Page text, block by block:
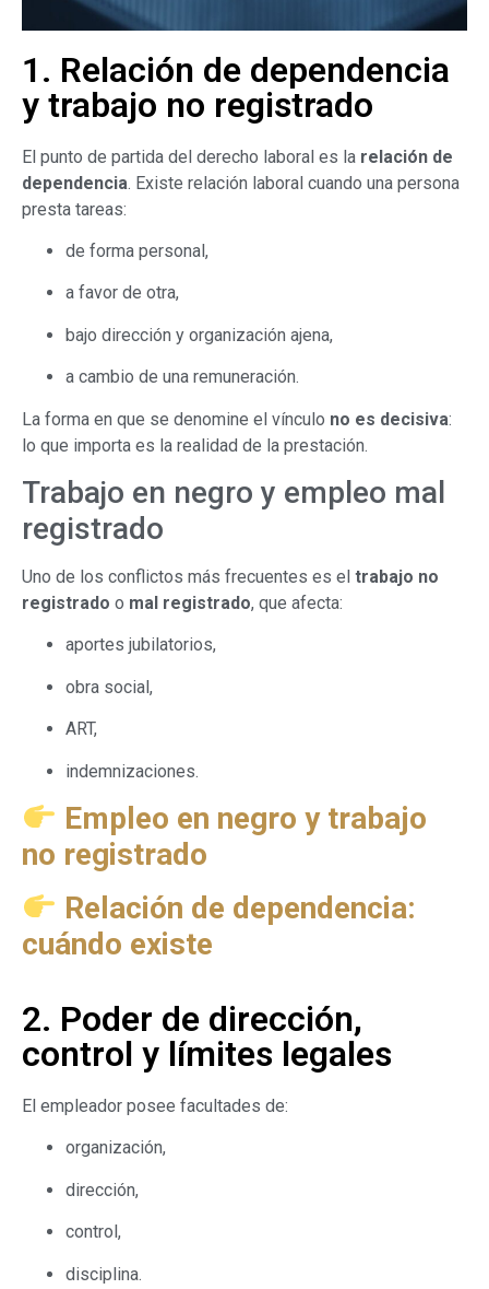
1. Relación de dependencia
y trabajo no registrado
El punto de partida del derecho laboral es la relación de
dependencia. Existe relación laboral cuando una persona
presta tareas:
de forma personal,
a favor de otra,
bajo dirección y organización ajena,
a cambio de una remuneración.
La forma en que se denomine el vínculo no es decisiva:
lo que importa es la realidad de la prestación.
Trabajo en negro y empleo mal
registrado
Uno de los conflictos más frecuentes es el trabajo no
registrado o mal registrado, que afecta:
aportes jubilatorios,
obra social,
ART,
indemnizaciones.
Empleo en negro y trabajo
no registrado
Relación de dependencia:
cuándo existe
2. Poder de dirección,
control y límites legales
El empleador posee facultades de:
organización,
dirección,
control,
disciplina.